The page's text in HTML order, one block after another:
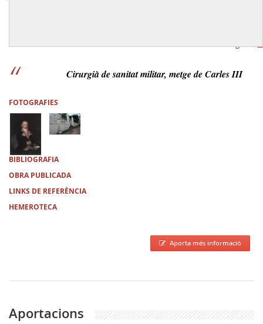
Tornar a la Biografia
Cirurgià de sanitat militar, metge de Carles III
FOTOGRAFIES
BIBLIOGRAFIA
OBRA PUBLICADA
LINKS DE REFERÈNCIA
HEMEROTECA
Aporta més informació
Aportacions